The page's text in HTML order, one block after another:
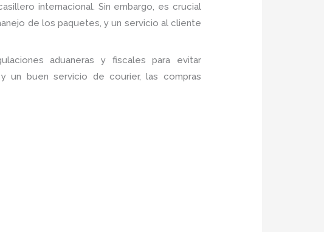
internacional. Sin embargo, es crucial
de los paquetes, y un servicio al cliente
aduaneras y fiscales para evitar
un buen servicio de courier, las compras